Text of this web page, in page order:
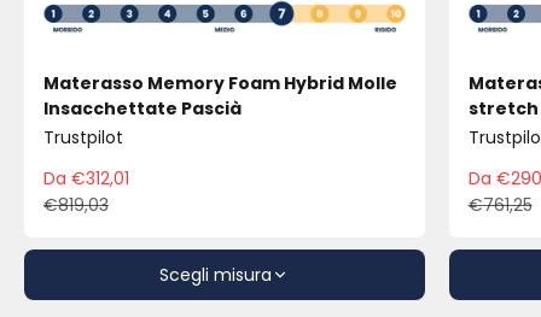
Materasso Memory Foam Hybrid Molle
Insacchettate Pascià
Trustpilot
Prezzo scontato
Da €312,01
Prezzo
€819,03
Scegli misura
stretch
Da
€761,25